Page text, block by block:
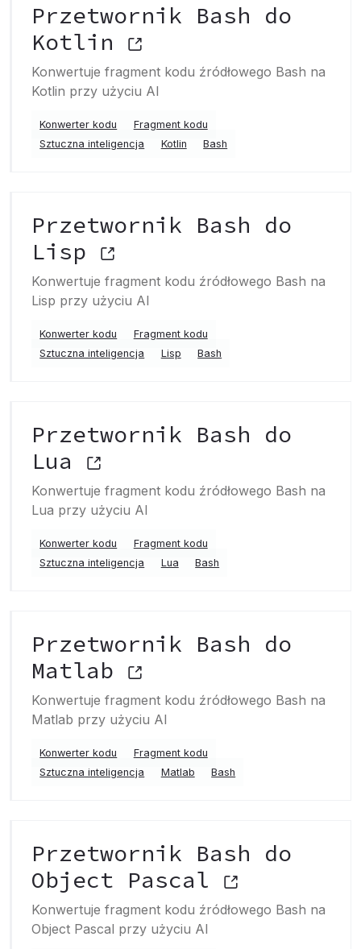
Przetwornik Bash do
Kotlin
Konwertuje fragment kodu źródłowego Bash na
Kotlin przy użyciu AI
Konwerter kodu
Fragment kodu
Sztuczna inteligencja
Kotlin Bash
Przetwornik Bash do
Lisp
Konwertuje fragment kodu źródłowego Bash na
Lisp przy użyciu AI
Konwerter kodu
Fragment kodu
Sztuczna inteligencja
Lisp Bash
Przetwornik Bash do
Lua
Konwertuje fragment kodu źródłowego Bash na
Lua przy użyciu AI
Konwerter kodu
Fragment kodu
Sztuczna inteligencja
Lua Bash
Przetwornik Bash do
Matlab
Konwertuje fragment kodu źródłowego Bash na
Matlab przy użyciu AI
Konwerter kodu
Fragment kodu
Sztuczna inteligencja
Matlab Bash
Przetwornik Bash do
Object Pascal
Konwertuje fragment kodu źródłowego Bash na
Object Pascal przy użyciu AI